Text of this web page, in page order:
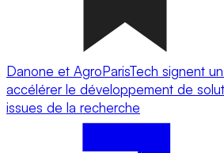
Danone et AgroParisTech signent
accélérer le développement de
issues de la recherche